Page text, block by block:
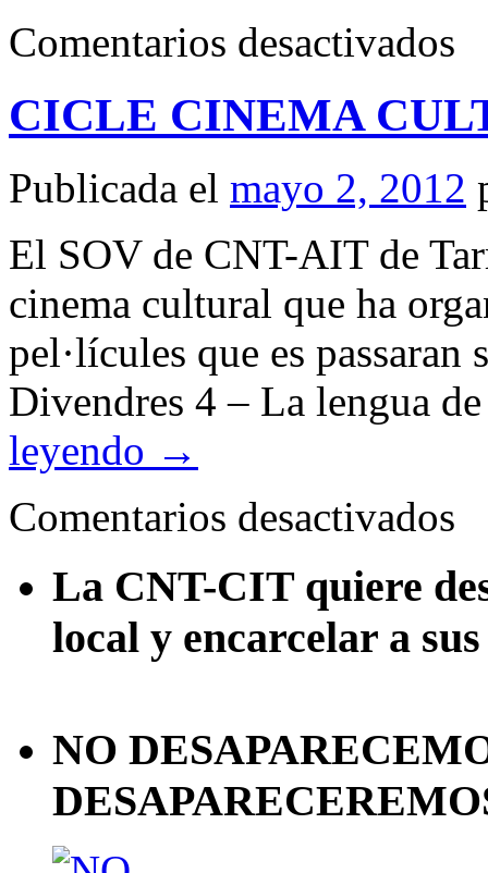
Comentarios desactivados
AL
CICLE CINEMA
Publicada el mayo 2, 2012
El SOV de CNT-AIT de
cinema cultural que ha
pel·lícules que es
Divendres 4 – La lengua
leyendo →
Comentarios desactivados
La CNT-CIT quiere
local y encarcelar a
NO